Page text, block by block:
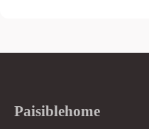
Paisiblehome